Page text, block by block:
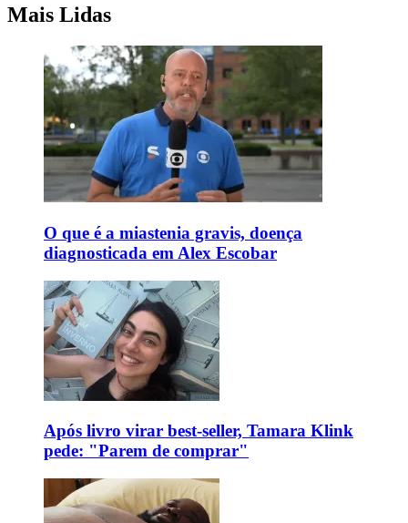
Mais Lidas
O que é a miastenia gravis, doença
diagnosticada em Alex Escobar
Após livro virar best-seller, Tamara Klink
pede: "Parem de comprar"